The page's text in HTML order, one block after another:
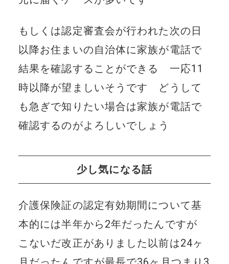
もしくは認定審査会が行われた次の日
以降お住まいの自治体に家族が電話で
結果を確認することができる 一応11
時以降が望ましいそうです どうして
も急ぎで知りたい場合は家族が電話で
確認するのがよろしいでしょう
少し気になる話
介護保険証の認定有効期間について基
本的には半年から2年だったんですが
こないだ改正がありました以前は24ヶ